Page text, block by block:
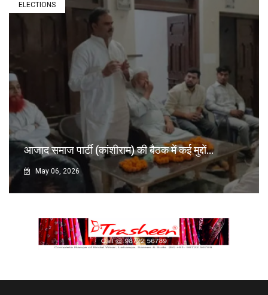
ELECTIONS
आजाद समाज पार्टी (कांशीराम) की बैठक में कई मुद्दों...
May 06, 2026